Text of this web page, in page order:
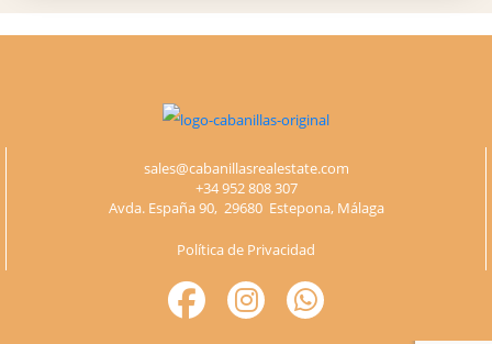
this
sales@cabanillasrealestate.com
+34 952 808 307
Avda. España 90, 29680 Estepona, Málaga
Política de Privacidad